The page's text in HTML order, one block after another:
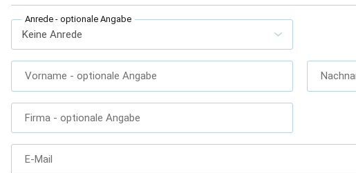
Anrede - optionale Angabe
Vorname - optionale Angabe
Firma - optionale Angabe
E-Mail